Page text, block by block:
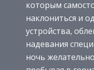
которым
наклониться и
устройства,
надевания
ночь